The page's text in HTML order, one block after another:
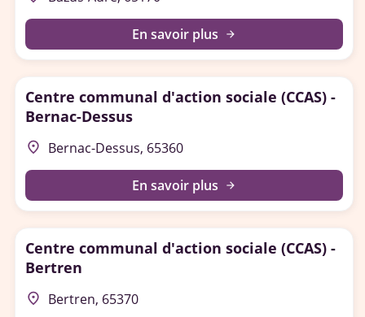
En savoir plus arrow_forward
Centre communal d'action sociale (CCAS) -
Bernac-Dessus
place Bernac-Dessus, 65360
En savoir plus arrow_forward
Centre communal d'action sociale (CCAS) -
Bertren
place Bertren, 65370